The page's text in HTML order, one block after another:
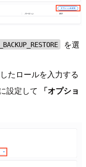
を選
たロールを入力する
設定して
「オプショ